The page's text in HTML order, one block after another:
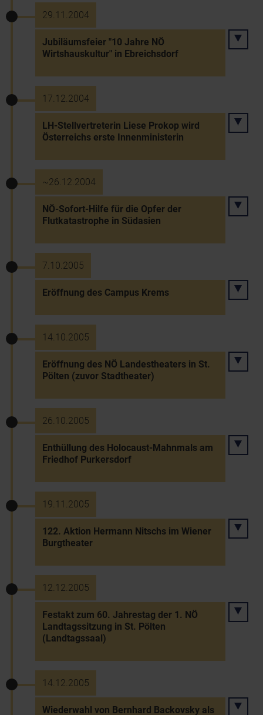
29.11.2004
Jubiläumsfeier "10 Jahre NÖ
Wirtshauskultur" in Ebreichsdorf
17.12.2004
LH-Stellvertreterin Liese Prokop wird
Österreichs erste Innenministerin
~26.12.2004
NÖ-Sofort-Hilfe für die Opfer der
Flutkatastrophe in Südasien
7.10.2005
Eröffnung des Campus Krems
14.10.2005
Eröffnung des NÖ Landestheaters in St.
Pölten (zuvor Stadtheater)
26.10.2005
Enthüllung des Holocaust-Mahnmals am
Friedhof Purkersdorf
19.11.2005
122. Aktion Hermann Nitschs im Wiener
Burgtheater
12.12.2005
Festakt zum 60. Jahrestag der 1. NÖ
Landtagssitzung in St. Pölten
(Landtagssaal)
14.12.2005
Wiederwahl von Bernhard Backovsky als